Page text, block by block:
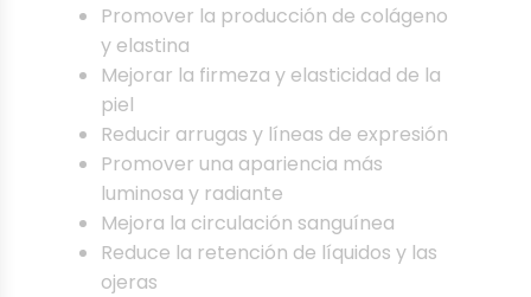
Promover la producción de colágeno
y elastina
Mejorar la firmeza y elasticidad de la
piel
Reducir arrugas y líneas de expresión
Promover una apariencia más
luminosa y radiante
Mejora la circulación sanguínea
Reduce la retención de líquidos y las
ojeras